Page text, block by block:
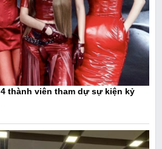
thành viên tham dự sự kiện kỷ